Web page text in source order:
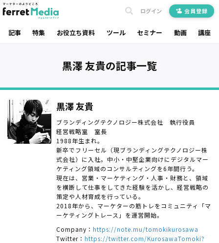
記事 特集 お役立ち資料 ツール セミナー 動画 講座
ログイン 会員登録
黒澤 友貴の記事一覧
黒澤 友貴
ブランディングテクノロジー株式会社 執行役員
経営戦略室 室長
1988年生まれ。
新卒でフリーセル（現ブランディングテクノロジー株
式会社）に入社。中小・中堅企業向けにデジタルマー
ケティング領域のコンサルティングを6年間行う。
現在は、営業・マーケティング・人事・財務と、領域
を横断して仕事をしてきた経験を活かし、経営戦略の
策定や人材育成を行っている。
2018年から、マーケターの筋トレをコミュニティ「マ
ーケティングトレース」を運営開始。
Company： https://note.mu/tomokikurosawa
Twitter： https://twitter.com/KurosawaTomoki?